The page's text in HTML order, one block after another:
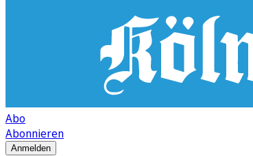
Abo
Abonnieren
Anmelden